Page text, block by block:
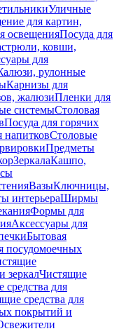
Уличные
для картин,
освещенияПосуда для
ковши,
для
рулонные
Карнизы для
жалюзиПленки для
системыСтоловая
Посуда для горячих
напитковСтоловые
Предметы
ЗеркалаКашпо,
ВазыКлючницы,
интерьераШирмы
Формы для
Аксессуары для
Бытовая
посудомоечных
зеркалЧистящие
средства для
средства для
покрытий и